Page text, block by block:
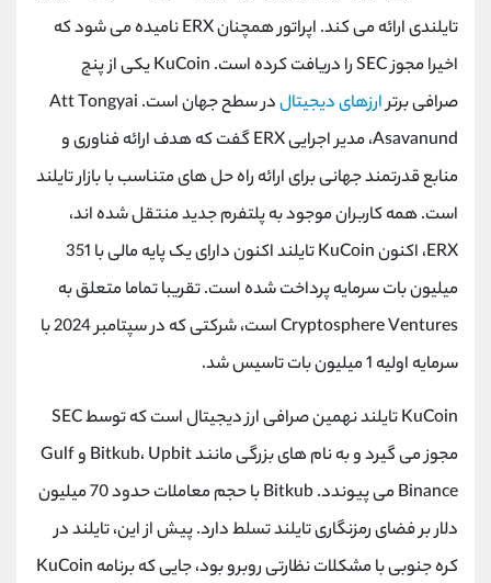
تایلندی ارائه می کند. اپراتور همچنان ERX نامیده می شود که
اخیرا مجوز SEC را دریافت کرده است. KuCoin یکی از پنج
صرافی برترارزهای دیجیتال
در سطح جهان است. Att Tongyai
Asavanund، مدیر اجرایی ERX گفت که هدف ارائه فناوری و
منابع قدرتمند جهانی برای ارائه راه حل های متناسب با بازار تایلند
است. همه کاربران موجود به پلتفرم جدید منتقل شده اند،
ERX، اکنون KuCoin تایلند اکنون دارای یک پایه مالی با 351
میلیون بات سرمایه پرداخت شده است. تقریبا تماما متعلق به
Cryptosphere Ventures است، شرکتی که در سپتامبر 2024 با
سرمایه اولیه 1 میلیون بات تاسیس شد.
KuCoin تایلند نهمین صرافی ارز دیجیتال است که توسط SEC
مجوز می گیرد و به نام های بزرگی مانند Bitkub، Upbit و Gulf
Binance می پیوندد. Bitkub با حجم معاملات حدود 70 میلیون
دلار بر فضای رمزنگاری تایلند تسلط دارد. پیش از این، تایلند در
کره جنوبی با مشکلات نظارتی روبرو بود، جایی که برنامه KuCoin